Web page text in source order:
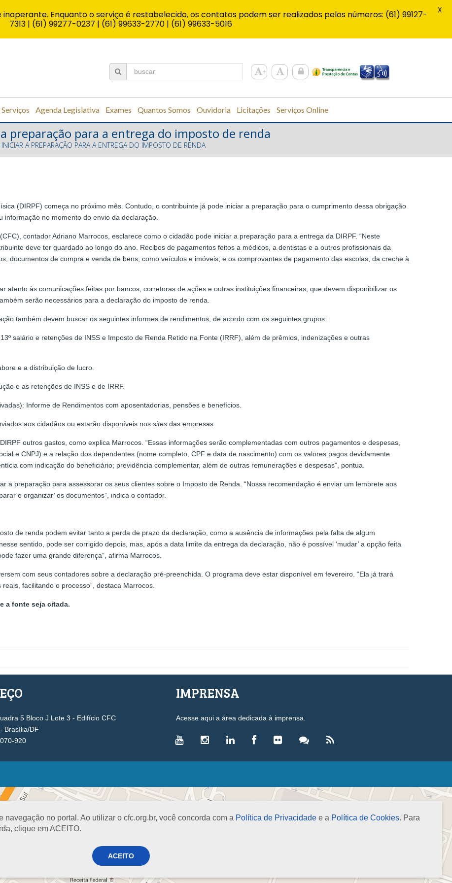
Agenda Legislativa Exames Quantos Somos Ouvidoria Licitações Serviços Online
preparação para a entrega do imposto de renda
A PREPARAÇÃO PARA A ENTREGA DO IMPOSTO DE RENDA
(DIRPF) começa no próximo mês. Contudo, o contribuinte já pode iniciar a preparação para o cumprimento dessa obrigação
no momento do envio da declaração.
contador Adriano Marrocos, esclarece como o cidadão pode iniciar a preparação para a entrega da DIRPF. “Neste
deve ter guardado ao longo do ano. Recibos de pagamentos feitos a médicos, a dentistas e a outros profissionais da
documentos de compra e venda de bens, como veículos e imóveis; e os comprovantes de pagamento das escolas, da creche à
atento às comunicações feitas por bancos, corretoras de ações e outras instituições financeiras, que devem disponibilizar os
serão necessários para a declaração do imposto de renda.
também devem buscar os seguintes informes de rendimentos, de acordo com os seguintes grupos:
salário e retenções de INSS e Imposto de Renda Retido na Fonte (IRRF), além de prêmios, indenizações e outras
e a distribuição de lucro.
e as retenções de INSS e de IRRF.
Informe de Rendimentos com aposentadorias, pensões e benefícios.
aos cidadãos ou estarão disponíveis nos sites das empresas.
outros gastos, como explica Marrocos. “Essas informações serão complementadas com outros pagamentos e despesas,
e CNPJ) e a relação dos dependentes (nome completo, CPF e data de nascimento) com os valores pagos devidamente
com indicação do beneficiário; previdência complementar, além de outras remunerações e despesas”, pontua.
a preparação para assessorar os seus clientes sobre o Imposto de Renda. “Nossa recomendação é enviar um lembrete aos
e organizar’ os documentos”, indica o contador.
de renda podem evitar tanto a perda de prazo da declaração, como a ausência de informações pela falta de algum
sentido, pode ser corrigido depois, mas, após a data limite da entrega da declaração, não é possível ‘mudar’ a opção feita
fazer uma grande diferença”, afirma Marrocos.
com seus contadores sobre a declaração pré-preenchida. O programa deve estar disponível em fevereiro. “Ela já trará
facilitando o processo”, destaca Marrocos.
a fonte seja citada.
no portal. Ao utilizar o cfc.org.br, você concorda com a Política de Privacidade e a Política de Cookies. Para
clique em ACEITO.
ACEITO
5 Bloco J Lote 3 - Edifício CFC
Brasília/DF
920
IMPRENSA
Acesse aqui a área dedicada à imprensa.
VICE-PRESIDÊNCIAS
Administrativa
Controle Interno
Desenvolvimento Profissional
Fiscalização, Ética e Disciplina
LEGISLAÇÃO
Leis
Decretos-Lei
Enquanto o serviço é restabelecido, os contatos podem ser realizados pelos números: (61) 99127-
7313 | (61) 99277-0237 | (61) 99633-2770 | (61) 99633-5016
X